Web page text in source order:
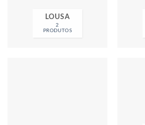
LOUSA
2
PRODUTOS